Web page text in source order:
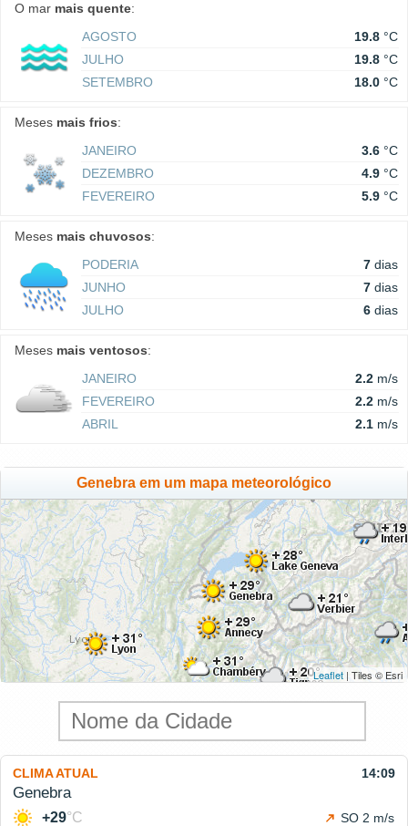
O mar mais quente:
AGOSTO
19.8 °C
JULHO
19.8 °C
SETEMBRO
18.0 °C
Meses mais frios:
JANEIRO
3.6 °C
DEZEMBRO
4.9 °C
FEVEREIRO
5.9 °C
Meses mais chuvosos:
PODERIA
7 dias
JUNHO
7 dias
JULHO
6 dias
Meses mais ventosos:
JANEIRO
2.2 m/s
FEVEREIRO
2.2 m/s
ABRIL
2.1 m/s
Genebra em um mapa meteorológico
Leaflet | Tiles © Esri
CLIMA ATUAL 14:09
Genebra
+29°C
SO 2 m/s